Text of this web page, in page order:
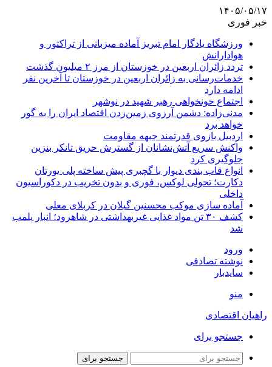
۱۴۰۵/۰۵/۱۷
خبر فوری
ورزشگاه یادگار امام تبریز آماده میزبانی از تراکتور و
هوادارانش
تردد زائران اربعین در خوزستان از مرز ۲ میلیون گذشت
خدمات‌رسانی به زائران اربعین در خوزستان تا آخرین نفر
ادامه دارد
اجتماع خونخواهی رهبر شهید در نوشهر
مدنی‌زاده: دشمن آرزوی زمین‌زدن اقتصاد ایران را به گور
خواهد برد
اردبیل بازوی قدرتمند جبهه مقاومت
واکنش سریع آتش‌نشانان از گسترش حریق تانکر بنزین
جلوگیری کرد
انواع قاب بندی دیوار با گچبری پیش ساخته پلی یورتان
دکارت؛ تحولی لوکس، فوری و بدون تخریب در دکوراسیون
داخلی
آماده سازی موکب محسنین گیلان در کربلای معلی
کشف ۳۰ تن مواد غذایی غیربهداشتی در شاهرود؛ انبار پلمب
شد
ورود
نوشته تصادفی
سایدبار
منو
راهیان اقتصادی
جستجو برای
جستجو برای